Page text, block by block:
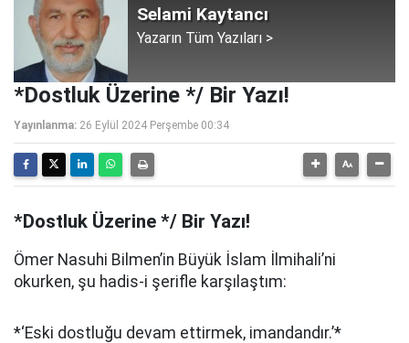
Selami Kaytancı
Yazarın Tüm Yazıları >
*Dostluk Üzerine */ Bir Yazı!
Yayınlanma: 26 Eylül 2024 Perşembe 00:34
*Dostluk Üzerine */ Bir Yazı!
Ömer Nasuhi Bilmen’in Büyük İslam İlmihali’ni
okurken, şu hadis-i şerifle karşılaştım:
*‘Eski dostluğu devam ettirmek, imandandır.’*